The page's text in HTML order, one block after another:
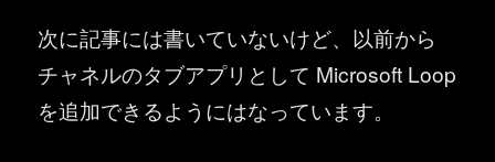
次に記事には書いていないけど、以前から
チャネルのタブアプリとして Microsoft Loop
を追加できるようにはなっています。